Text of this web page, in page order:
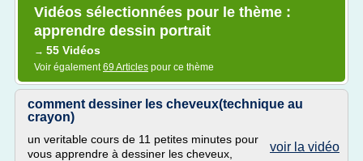
Vidéos sélectionnées pour le thème :
apprendre dessin portrait
→ 55 Vidéos
Voir également69 Articles pour ce thème
comment dessiner les cheveux(technique au
crayon)
voir la vidéo
un veritable cours de 11 petites minutes pour
vous apprendre à dessiner les cheveux,